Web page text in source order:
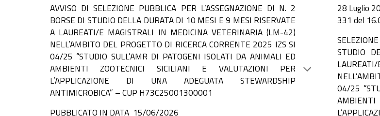
AVVISO DISELEZIONE PUBBLICA PER L’ASSEGNAZIONE DI N. 2
BORSE DI STUDIO DELLA DURATA DI 10 MESI E 9 MESI RISERVATE
A LAUREATI/E MAGISTRALI IN MEDICINA VETERINARIA (LM-42)
NELL’AMBITO DEL PROGETTO DI RICERCA CORRENTE 2025 IZS SI
04/25 “STUDIO SULL’AMR DI PATOGENI ISOLATI DA ANIMALI ED
AMBIENTI ZOOTECNICI SICILIANI E VALUTAZIONI PER
L’APPLICAZIONE DI UNA ADEGUATA STEWARDSHIP
ANTIMICROBICA” – CUP H73C25001300001
PUBBLICATO IN DATA 15/06/2026
28 Luglio
331 del
STUDIO
04/25